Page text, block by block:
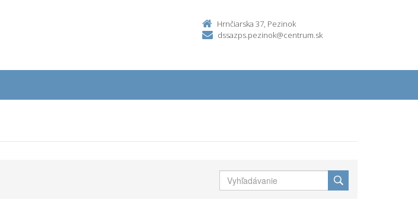
Hrnčiarska 37, Pezinok
dssazps.pezinok@centrum.sk